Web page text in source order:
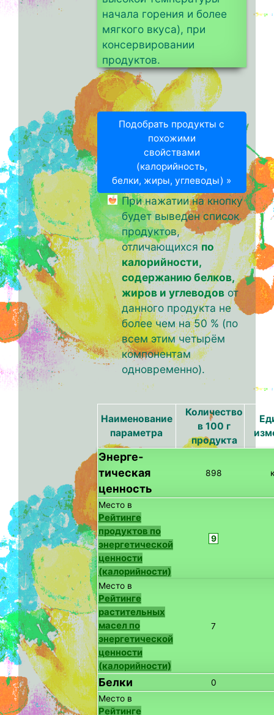
начала горения и более
мягкого вкуса), при
консервировании
продуктов.
Подобрать продукты с
похожими
свойствами
(калорийность,
белки, жиры, углеводы) »
При нажатии на кнопку
будет выведен список
продуктов,
отличающихсяпо
калорийности,
содержанию белков,
жиров и углеводовот
данного продукта не
более чем на 50 % (по
всем этим четырём
компонентам
одновременно).
Наименование
параметра
Количество
в 100 г
продукта
Энерге­
тическая
ценность
898
Место в
Рейтинге
продуктов по
энергетической
ценности
(калорийности)
9
Место в
Рейтинге
растительных
масел по
энергетической
ценности
(калорийности)
7
Белки
0
Место в
Рейтинге